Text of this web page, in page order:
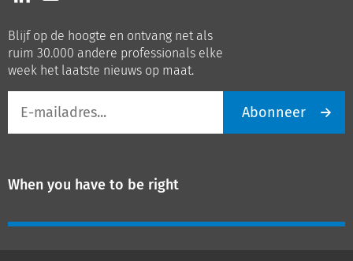
ons
LinkedIn
ons
Youtube
Blijf op de hoogte en ontvang net als
ruim 30.000 andere professionals elke
week het laatste nieuws op maat.
mailadres
Abonneer
When you have to be right